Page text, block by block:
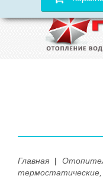
Главная |